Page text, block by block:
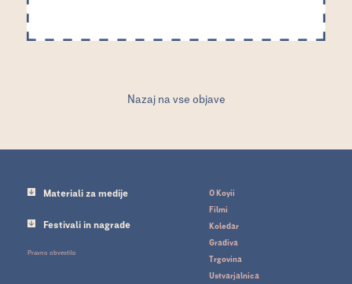
Nazaj na vse objave
Materiali za medije
Festivali in nagrade
Pravno obvestilo
O Koyii
Filmi
Koledar
Gradiva
Trgovina
Ustvarjalnica